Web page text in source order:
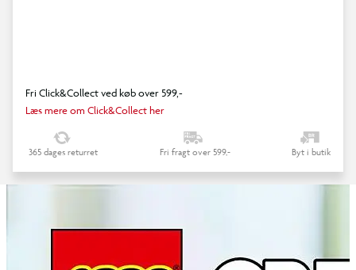
Fri Click&Collect ved køb over 599,-
Læs mere om Click&Collect her
365 dages returret Fri fragt over 599,- Byt i butik